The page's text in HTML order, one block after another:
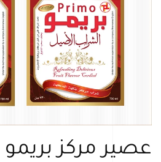
عصير مركز بريمو